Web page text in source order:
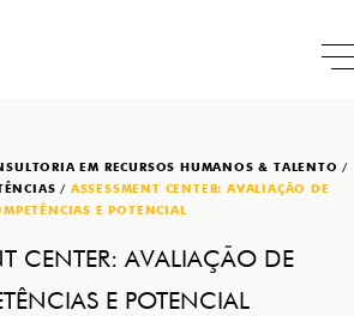
EM RECURSOS HUMANOS & TALENTO /
/ ASSESSMENT CENTER: AVALIAÇÃO DE
E POTENCIAL
CENTER: AVALIAÇÃO DE
E POTENCIAL